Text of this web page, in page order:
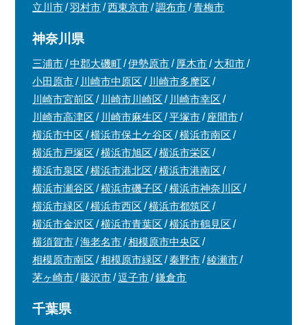
立川市
羽村市 西東京市 調布市 青梅市
神奈川県
三浦市 中郡大磯町 伊勢原市 厚木市
大和市
小田原市
川崎市中原区
川崎市多摩区
川崎市宮前区
川崎市川崎区
川崎市幸区
川崎市高津区
川崎市麻生区 平塚市
座間市
横浜市中区
横浜市保土ケ谷区
横浜市南区
横浜市戸塚区
横浜市旭区
横浜市栄区
横浜市泉区
横浜市港北区
横浜市港南区
横浜市瀬谷区
横浜市磯子区
横浜市神奈川区
横浜市緑区
横浜市西区
横浜市都筑区
横浜市金沢区
横浜市青葉区
横浜市鶴見区
横須賀市
海老名市
相模原市中央区
相模原市南区
相模原市緑区 秦野市
綾瀬市
茅ヶ崎市
藤沢市 逗子市 鎌倉市
千葉県